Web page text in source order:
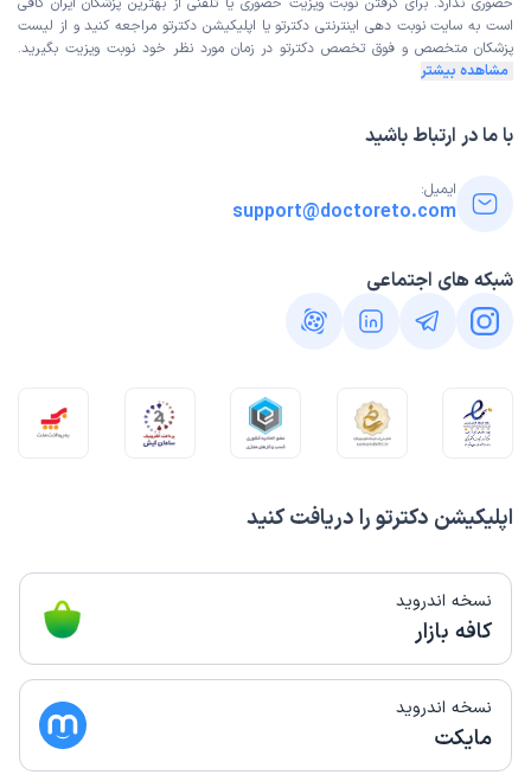
اپلیکیشن دکترتو را دریافت کنید
نسخه اندروید
کافه بازار
نسخه اندروید
مایکت
است به سایت نوبت دهی اینترنتی دکترتو یا اپلیکیشن دکترتو مراجعه کنید و از لیست
پزشکان متخصص و فوق تخصص دکترتو در زمان مورد نظر خود نوبت ویزیت بگیرید.
مشاهده بیشتر
با ما در ارتباط باشید
ایمیل:
support@doctoreto.com
شبکه های اجتماعی